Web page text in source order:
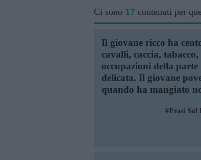
Ci sono 17 contenuti per
Il giovane ricco ha
cavalli, caccia,
occupazioni della
delicata. Il giovane
quando ha mangiato
Frasi Sul